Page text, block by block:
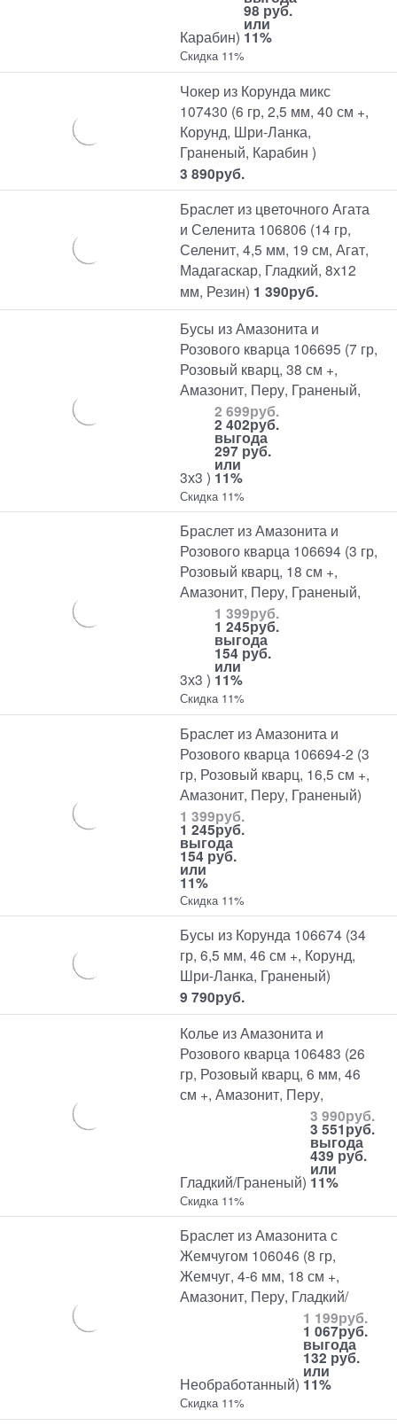
Карабин)
98 руб.
или
11%
Скидка 11%
Чокер из Корунда микс
107430 (6 гр, 2,5 мм, 40 см +,
Корунд, Шри-Ланка,
Граненый, Карабин )
3 890руб.
Браслет из цветочного Агата
и Селенита 106806 (14 гр,
Селенит, 4,5 мм, 19 см, Агат,
Мадагаскар, Гладкий, 8х12
мм, Резин) 1 390руб.
Бусы из Амазонита и
Розового кварца 106695 (7 гр,
Розовый кварц, 38 см +,
Амазонит, Перу, Граненый,
3х3 )
2 699руб.
2 402руб.
выгода
297 руб.
или
11%
Скидка 11%
Браслет из Амазонита и
Розового кварца 106694 (3 гр,
Розовый кварц, 18 см +,
Амазонит, Перу, Граненый,
3х3 )
1 399руб.
1 245руб.
выгода
154 руб.
или
11%
Скидка 11%
Браслет из Амазонита и
Розового кварца 106694-2 (3
гр, Розовый кварц, 16,5 см +,
Амазонит, Перу, Граненый)
1 399руб.
1 245руб.
выгода
154 руб.
или
11%
Скидка 11%
Бусы из Корунда 106674 (34
гр, 6,5 мм, 46 см +, Корунд,
Шри-Ланка, Граненый)
9 790руб.
Колье из Амазонита и
Розового кварца 106483 (26
гр, Розовый кварц, 6 мм, 46
см +, Амазонит, Перу,
Гладкий/Граненый)
3 990руб.
3 551руб.
выгода
439 руб.
или
11%
Скидка 11%
Браслет из Амазонита с
Жемчугом 106046 (8 гр,
Жемчуг, 4-6 мм, 18 см +,
Амазонит, Перу, Гладкий/
Необработанный)
1 199руб.
1 067руб.
выгода
132 руб.
или
11%
Скидка 11%